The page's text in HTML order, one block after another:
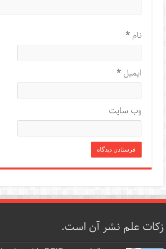
نام*
ایمیل*
وب‌ سایت
زکات علم نشر آن است.